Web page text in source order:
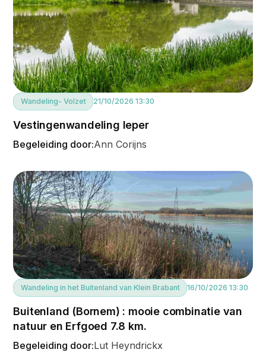
Wandeling- Volzet 21/10/2026 13:30
Vestingenwandeling Ieper
Begeleiding door:Ann Corijns
Wandeling in het Buitenland van Klein Brabant 16/10/2026 13:30
Buitenland (Bornem) : mooie combinatie van
natuur en Erfgoed 7.8 km.
Begeleiding door:Lut Heyndrickx